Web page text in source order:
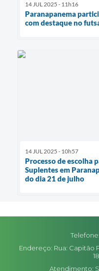
14 JUL 2025 - 11h16
Paranapanema
com destaque no
14 JUL 2025 - 10h57
Processo de escolha
Suplentes em
do dia 21 de julho
Endereço: Rua: Capitão
Atendimento: